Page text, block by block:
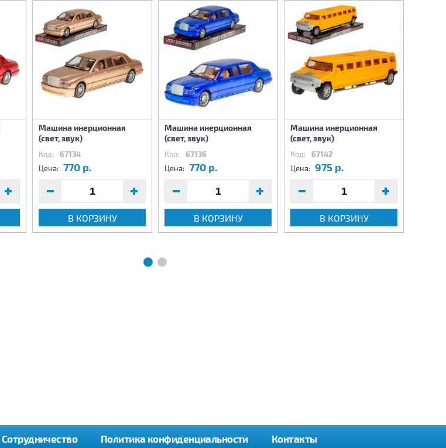
Машина инерционная
(свет, звук)
Код: 67134
Цена: 770 р.
В КОРЗИНУ
Машина инерционная
(свет, звук)
Код: 67136
Цена: 770 р.
В КОРЗИНУ
Машина инерционная
(свет, звук)
Код: 67142
Цена: 975 р.
В КОРЗИНУ
Сотрудничество Политика конфиденциальности Контакты